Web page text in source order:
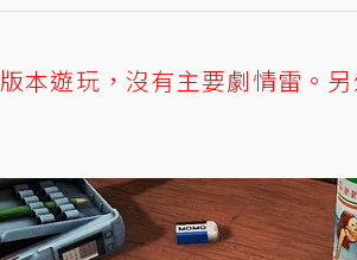
版本遊玩，沒有主要劇情雷。